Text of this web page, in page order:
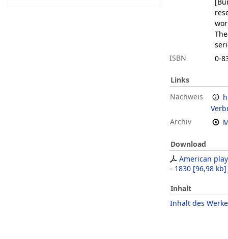
ISBN
0-
Links
Nachweis
Archiv
Download
American
- 1830 [96,98 kb]
Inhalt
Inhalt des